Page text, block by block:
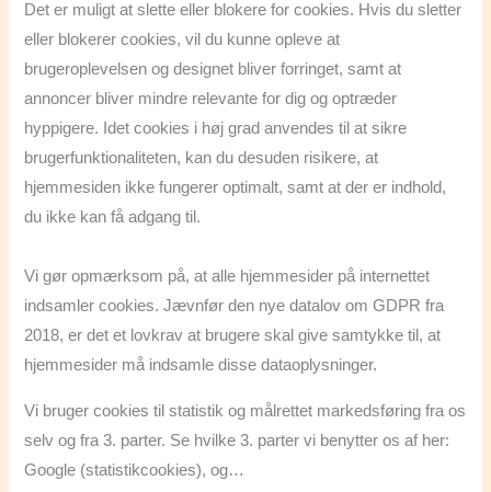
Det er muligt at slette eller blokere for cookies. Hvis du sletter
eller blokerer cookies, vil du kunne opleve at
brugeroplevelsen og designet bliver forringet, samt at
annoncer bliver mindre relevante for dig og optræder
hyppigere. Idet cookies i høj grad anvendes til at sikre
brugerfunktionaliteten, kan du desuden risikere, at
hjemmesiden ikke fungerer optimalt, samt at der er indhold,
du ikke kan få adgang til.
Vi gør opmærksom på, at alle hjemmesider på internettet
indsamler cookies. Jævnfør den nye datalov om GDPR fra
2018, er det et lovkrav at brugere skal give samtykke til, at
hjemmesider må indsamle disse dataoplysninger.
Vi bruger cookies til statistik og målrettet markedsføring fra os
selv og fra 3. parter. Se hvilke 3. parter vi benytter os af her:
Google (statistikcookies), og…